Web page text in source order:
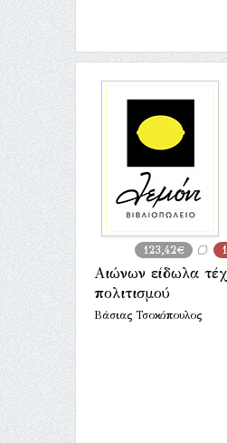
123,42€
Αιώνων είδωλα
πολιτισμού
Βάσιας Τσοκόπουλος